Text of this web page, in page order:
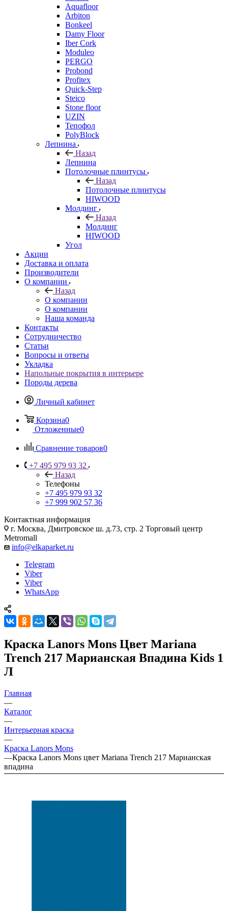
Aquafloor
Arbiton
Bonkeel
Damy Floor
Iber Cork
Moduleo
PERGO
Probond
Profitex
Quick-Step
Steico
Stone floor
UZIN
Тепофол
PolyBlock
Лепнина
Назад
Лепнина
Потолочные плинтусы
Назад
Потолочные плинтусы
HIWOOD
Молдинг
Назад
Молдинг
HIWOOD
Угол
Акции
Доставка и оплата
Производители
О компании
Назад
О компании
О компании
Наша команда
Контакты
Сотрудничество
Статьи
Вопросы и ответы
Укладка
Напольные покрытия в интерьере
Породы дерева
Личный кабинет
Корзина0
Отложенные0
Сравнение товаров0
+7 495 979 93 32
Назад
Телефоны
+7 495 979 93 32
+7 999 902 57 36
Контактная информация
г. Москва, Дмитровское ш. д.73, стр. 2 Торговый центр
Metromall
info@elkaparket.ru
Telegram
Viber
Viber
WhatsApp
Краска Lanors Mons Цвет Mariana
Trench 217 Марианская Впадина Kids 1
Л
Главная
—
Каталог
—
Интерьерная краска
—
Краска Lanors Mons
—Краска Lanors Mons цвет Mariana Trench 217 Марианская
впадина